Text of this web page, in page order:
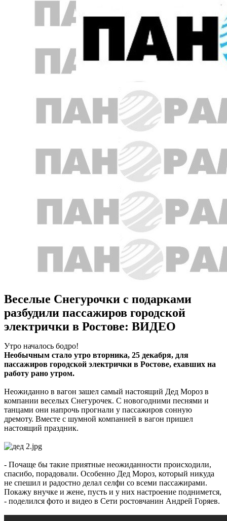
Веселые Снегурочки с подарками
разбудили пассажиров городской
электрички в Ростове: ВИДЕО
Утро началось бодро!
Необычным стало утро вторника, 25 декабря, для
пассажиров городской электрички в Ростове, ехавших на
работу рано утром.
Неожиданно в вагон зашел самый настоящий Дед Мороз в
компании веселых Снегурочек. С новогодними песнями и
танцами они напрочь прогнали у пассажиров сонную
дремоту. Вместе с шумной компанией в вагон пришел
настоящий праздник.
- Почаще бы такие приятные неожиданности происходили,
спасибо, порадовали. Особенно Дед Мороз, который никуда
не спешил и радостно делал селфи со всеми пассажирами.
Покажу внучке и жене, пусть и у них настроение поднимется,
- поделился фото и видео в Сети ростовчанин Андрей Горяев.